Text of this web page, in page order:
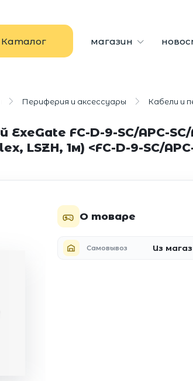
Каталог магазин
Периферия и аксессуары Кабели и
FC-D-9-SC/APC-
LSZH, 1м) <FC-D-9-SC/
О товаре
Самовывоз Из